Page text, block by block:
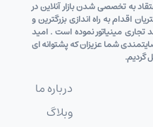
به تخصصی شدن بازار آنلاین در
اقدام به راه اندازی بزرگترین و
تجاری مینیاتور نموده است . امید
شما عزیزان که پشتوانه ای
گردیم.
درباره ما
وبلاگ